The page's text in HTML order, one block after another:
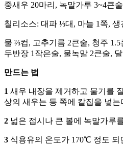
중새우 20마리, 녹말가루 3~4큰
칠리소스: 대파 ⅓대, 마늘 1쪽,
물 ⅔컵, 고추기름 2큰술, 청주
두반장 1작은술, 물녹말 2큰술,
만드는 법
1 새우 내장을 제거하고 물기를
상의 새우는 등 쪽에 칼집을 넣는
2 넓은 접시나 큰 볼에 녹말가루
3 식용유의 온도가 170℃ 정도 되